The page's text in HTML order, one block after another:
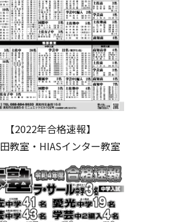
【2022年合格速報】
教室・HIASインター教室